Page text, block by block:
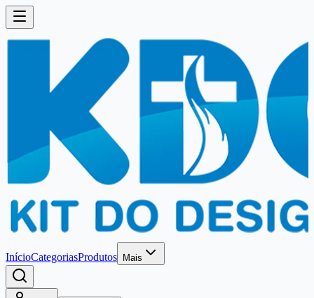
InícioCategoriasProdutos Mais